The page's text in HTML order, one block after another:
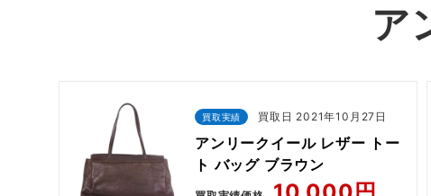
ア
買取実績 買取日 2021年10月27日
アンリークイール レザー トー
ト バッグ ブラウン